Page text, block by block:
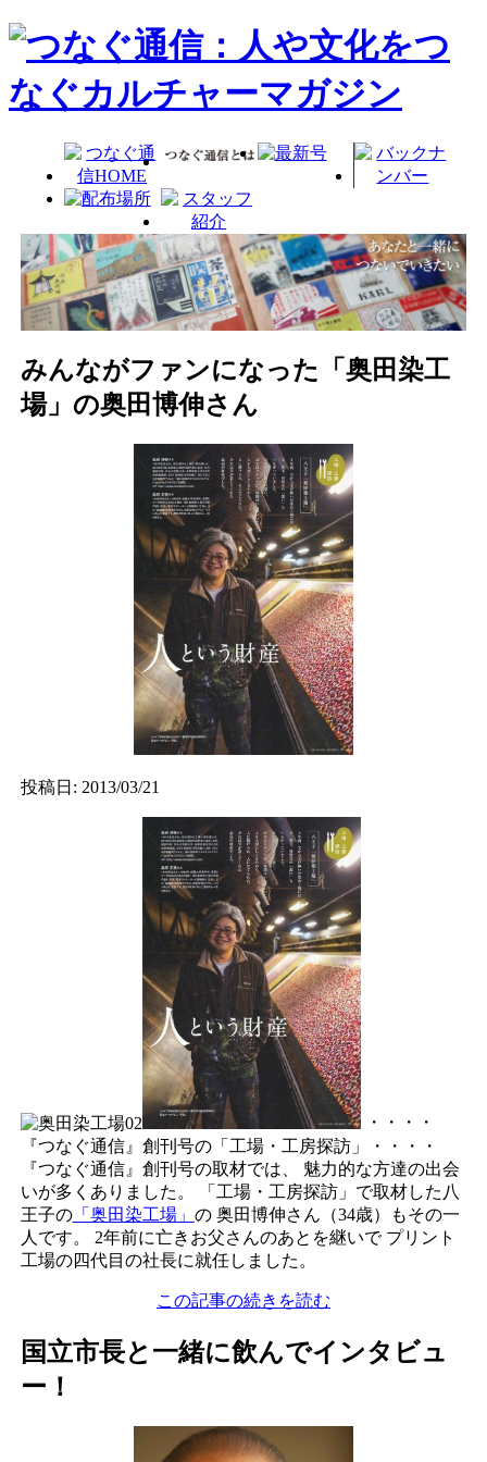
みんながファンになった「奥田染工
場」の奥田博伸さん
投稿日: 2013/03/21
・・・・
『つなぐ通信』創刊号の「工場・工房探訪」・・・・
『つなぐ通信』創刊号の取材では、
魅力的な方達の出会
いが多くありました。
「工場・工房探訪」で取材した八
王子の「奥田染工場」 の奥田博伸さん（34歳）もその一
人です。
2年前に亡きお父さんのあとを継いでプリント
工場の四代目の社長に就任しました。
この記事の続きを読む
国立市長と一緒に飲んでインタビュ
ー！